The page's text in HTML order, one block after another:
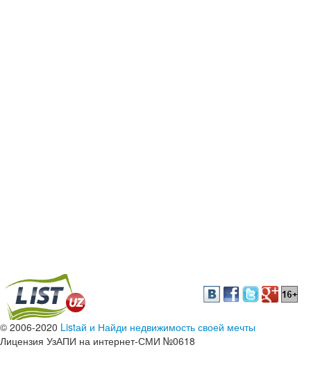
© 2006-2020 Listай и Найди недвижимость своей мечты
Лицензия УзАПИ на интернет-СМИ №0618